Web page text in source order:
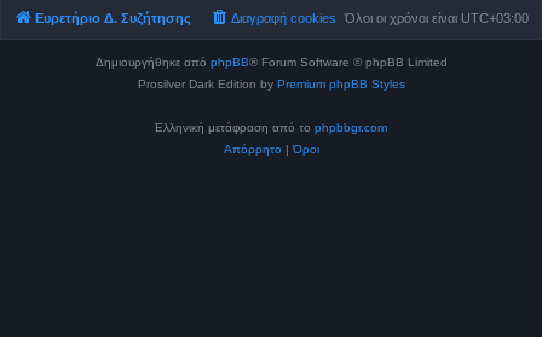
Ευρετήριο Δ. Συζήτησης Όλοι οι χρόνοι είναι UTC+03:00
Διαγραφή cookies
Δημιουργήθηκε από phpBB® Forum Software © phpBB Limited
Prosilver Dark Edition by Premium phpBB Styles
Ελληνική μετάφραση από το phpbbgr.com
Απόρρητο |Όροι